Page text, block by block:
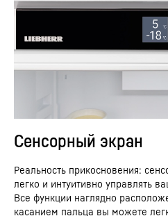
Сенсорный экран
Реальность прикосновения:
легко и интуитивно управлять
Все функции наглядно
касанием пальца вы можете